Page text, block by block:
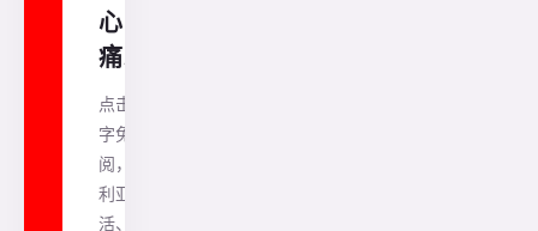
心
痛……
点击蓝色
字免费订
阅，澳大
利亚生
活、房